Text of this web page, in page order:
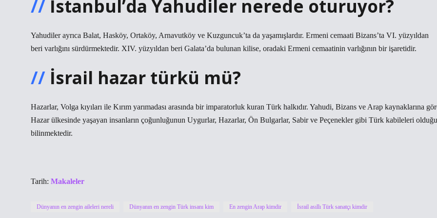
İstanbul’da Yahudiler nerede oturuyor?
Yahudiler ayrıca Balat, Hasköy, Ortaköy, Arnavutköy ve Kuzguncuk’ta da yaşamışlardır. Ermeni cemaati Bizans’ta VI. yüzyıldan
beri varlığını sürdürmektedir. XIV. yüzyıldan beri Galata’da bulunan kilise, oradaki Ermeni cemaatinin varlığının bir işaretidir.
İsrail hazar türkü mü?
Hazarlar, Volga kıyıları ile Kırım yarımadası arasında bir imparatorluk kuran Türk halkıdır. Yahudi, Bizans ve Arap kaynaklarına
Hazar ülkesinde yaşayan insanların çoğunluğunun Uygurlar, Hazarlar, Ön Bulgarlar, Sabir ve Peçenekler gibi Türk kabileleri olduğu
bilinmektedir.
Tarih: Makaleler
Dünyanın en zengin aileleri nereli Dünyanın en zengin Türk insanı kim En zengin Arap kimdir İsrail asıllı Türk sanatçı kimdir